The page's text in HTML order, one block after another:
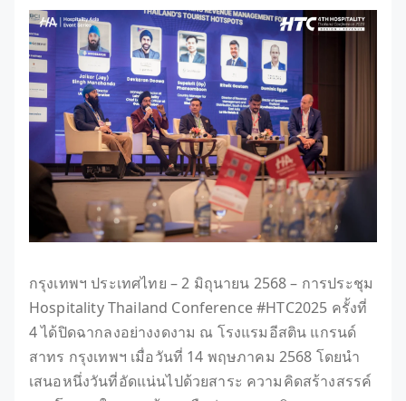
กรุงเทพฯ ประเทศไทย – 2 มิถุนายน 2568 – การประชุม
Hospitality Thailand Conference #HTC2025 ครั้งที่
4 ได้ปิดฉากลงอย่างงดงาม ณ โรงแรมอีสติน แกรนด์
สาทร กรุงเทพฯ เมื่อวันที่ 14 พฤษภาคม 2568 โดยนำ
เสนอหนึ่งวันที่อัดแน่นไปด้วยสาระ ความคิดสร้างสรรค์